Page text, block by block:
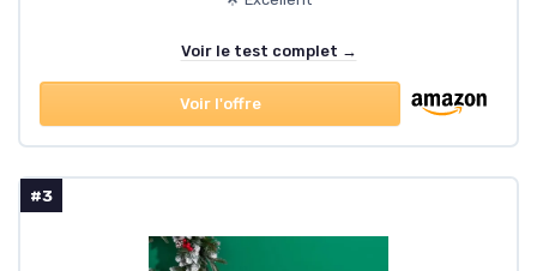
Voir le test complet →
Voir l'offre
#3